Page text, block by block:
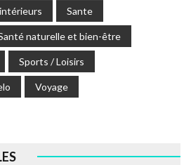
Sante
naturelle et bien-être
Sports / Loisirs
Voyage